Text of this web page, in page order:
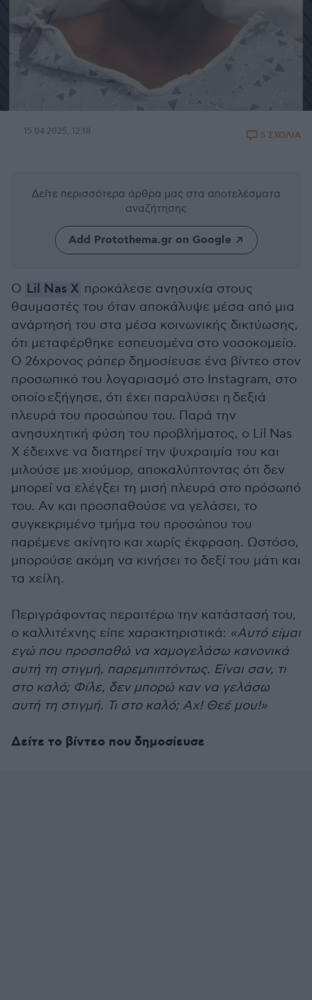
15.04.2025, 12:18 5 ΣΧΟΛΙΑ
Δείτε περισσότερα άρθρα μας στα αποτελέσματα
αναζήτησης
Add Protothema.gr on Google
Ο Lil Nas X προκάλεσε ανησυχία στους
θαυμαστές του όταν αποκάλυψε μέσα από μια
ανάρτησή του στα μέσα κοινωνικής δικτύωσης,
ότι μεταφέρθηκε εσπευσμένα στο νοσοκομείο.
Ο 26χρονος ράπερ δημοσίευσε ένα βίντεο στον
προσωπικό του λογαριασμό στο Instagram, στο
οποίο εξήγησε, ότι έχει παραλύσει η δεξιά
πλευρά του προσώπου του. Παρά την
ανησυχητική φύση του προβλήματος, ο Lil Nas
X έδειχνε να διατηρεί την ψυχραιμία του και
μιλούσε με χιούμορ, αποκαλύπτοντας ότι δεν
μπορεί να ελέγξει τη μισή πλευρά στο πρόσωπό
του. Αν και προσπαθούσε να γελάσει, το
συγκεκριμένο τμήμα του προσώπου του
παρέμενε ακίνητο και χωρίς έκφραση. Ωστόσο,
μπορούσε ακόμη να κινήσει το δεξί του μάτι και
τα χείλη.
Περιγράφοντας περαιτέρω την κατάστασή του,
ο καλλιτέχνης είπε χαρακτηριστικά: «Αυτό είμαι
εγώ που προσπαθώ να χαμογελάσω κανονικά
αυτή τη στιγμή, παρεμπιπτόντως. Είναι σαν, τι
στο καλό; Φίλε, δεν μπορώ καν να γελάσω
αυτή τη στιγμή. Τι στο καλό; Αχ! Θεέ μου!»
Δείτε το βίντεο που δημοσίευσε